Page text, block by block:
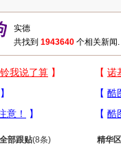
共找到 1943640 个相关新闻.
全部跟贴(8条) 精华区